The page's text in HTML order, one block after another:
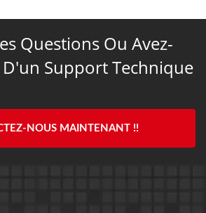
Questions Ou Avez-
Support Technique
NOUS MAINTENANT !!